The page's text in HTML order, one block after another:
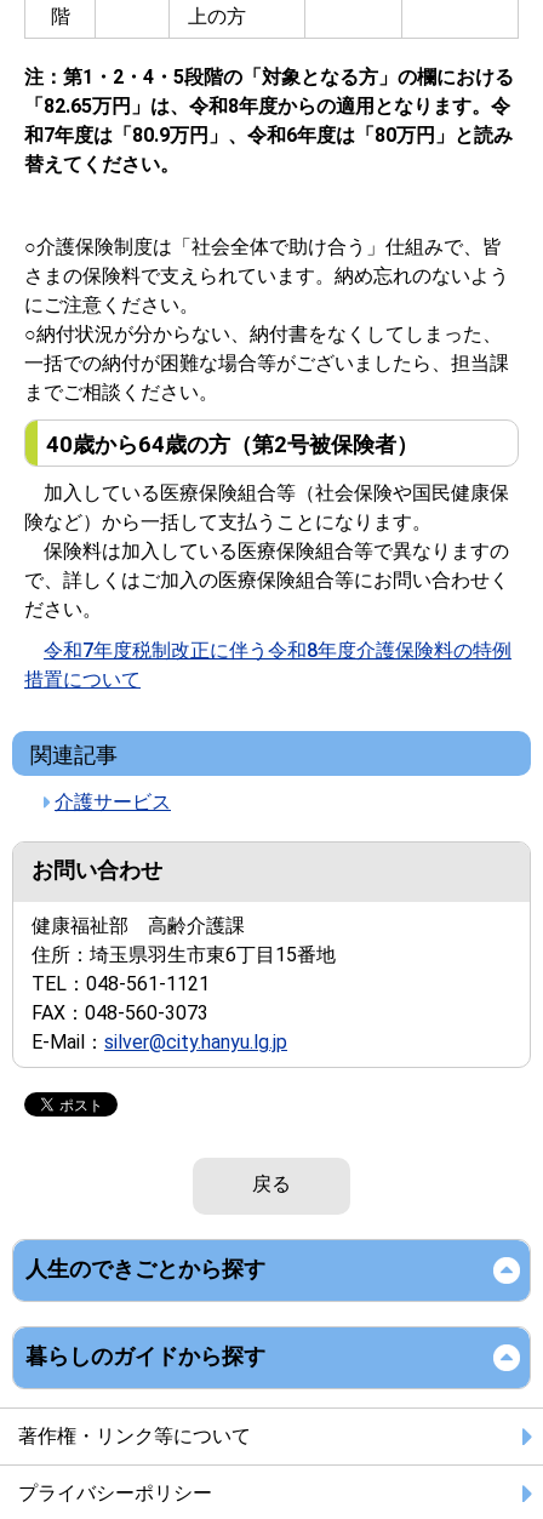
階
上の方
注：第1・2・4・5段階の「対象となる方」の欄における
「82.65万円」は、令和8年度からの適用となります。令
和7年度は「80.9万円」、令和6年度は「80万円」と読み
替えてください。
○介護保険制度は「社会全体で助け合う」仕組みで、皆
さまの保険料で支えられています。納め忘れのないよう
にご注意ください。
○納付状況が分からない、納付書をなくしてしまった、
一括での納付が困難な場合等がございましたら、担当課
までご相談ください。
40歳から64歳の方（第2号被保険者）
加入している医療保険組合等（社会保険や国民健康保
険など）から一括して支払うことになります。
保険料は加入している医療保険組合等で異なりますの
で、詳しくはご加入の医療保険組合等にお問い合わせく
ださい。
令和7年度税制改正に伴う令和8年度介護保険料の特例
措置について
関連記事
介護サービス
お問い合わせ
健康福祉部 高齢介護課
住所： 埼玉県羽生市東6丁目15番地
TEL： 048-561-1121
FAX： 048-560-3073
E-Mail： silver@city.hanyu.lg.jp
戻る
人生のできごとから探す
暮らしのガイドから探す
著作権・リンク等について
プライバシーポリシー